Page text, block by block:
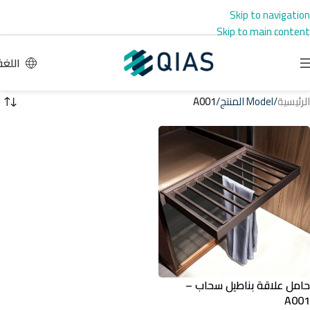
Skip to navigation
Skip to main content
الرئيسية/Model المنتج /
A001
حامل علاقة بناطيل سحاب –
A001